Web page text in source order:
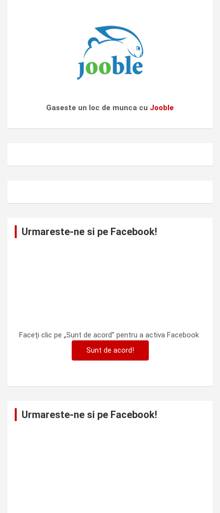
Gaseste un loc de munca cu Jooble
Urmareste-ne si pe Facebook!
Faceți clic pe „Sunt de acord” pentru a activa Facebook
Sunt de acord!
Urmareste-ne si pe Facebook!